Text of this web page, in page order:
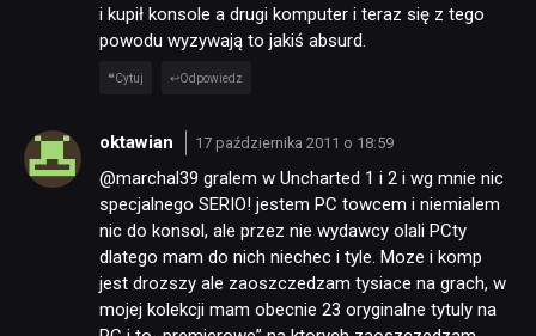
i kupił konsole a drugi komputer i teraz się z tego
powodu wyzywają to jakiś absurd.
Cytuj Odpowiedz
oktawian 17 października 2011 o 18:59
@marchal39 gralem w Uncharted 1 i 2 i wg mnie nic
specjalnego SERIO! jestem PC towcem i niemialem
nic do konsol, ale przez nie wydawcy olali PCty
dlatego mam do nich niechec i tyle. Moze i komp
jest drozszy ale zaoszczedzam tysiace na grach, w
mojej kolekcji mam obecnie 23 oryginalne tytuly na